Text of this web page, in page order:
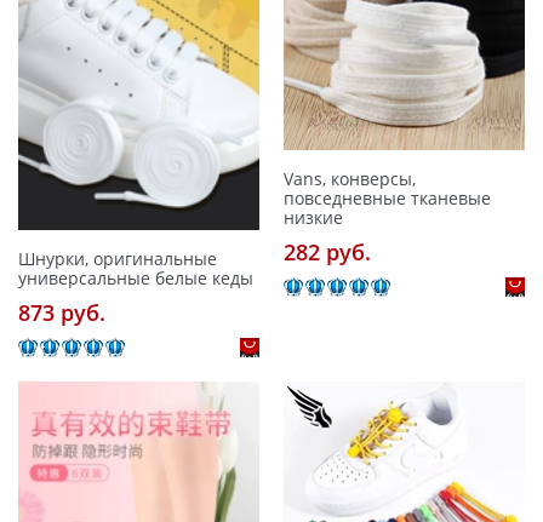
Шнурки, оригинальные
универсальные белые кеды
873 pуб.
Vans, конверсы,
повседневные тканевые
низкие
282 pуб.